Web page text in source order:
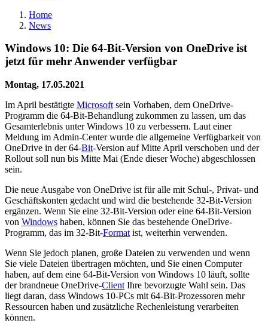
Home
News
Windows 10: Die 64-Bit-Version von OneDrive ist
jetzt für mehr Anwender verfügbar
Montag, 17.05.2021
Im April bestätigte Microsoft sein Vorhaben, dem OneDrive-
Programm die 64-Bit-Behandlung zukommen zu lassen, um das
Gesamterlebnis unter Windows 10 zu verbessern. Laut einer
Meldung im Admin-Center wurde die allgemeine Verfügbarkeit von
OneDrive in der 64-Bit-Version auf Mitte April verschoben und der
Rollout soll nun bis Mitte Mai (Ende dieser Woche) abgeschlossen
sein.
Die neue Ausgabe von OneDrive ist für alle mit Schul-, Privat- und
Geschäftskonten gedacht und wird die bestehende 32-Bit-Version
ergänzen. Wenn Sie eine 32-Bit-Version oder eine 64-Bit-Version
von Windows haben, können Sie das bestehende OneDrive-
Programm, das im 32-Bit-Format ist, weiterhin verwenden.
Wenn Sie jedoch planen, große Dateien zu verwenden und wenn
Sie viele Dateien übertragen möchten, und Sie einen Computer
haben, auf dem eine 64-Bit-Version von Windows 10 läuft, sollte
der brandneue OneDrive-Client Ihre bevorzugte Wahl sein. Das
liegt daran, dass Windows 10-PCs mit 64-Bit-Prozessoren mehr
Ressourcen haben und zusätzliche Rechenleistung verarbeiten
können.